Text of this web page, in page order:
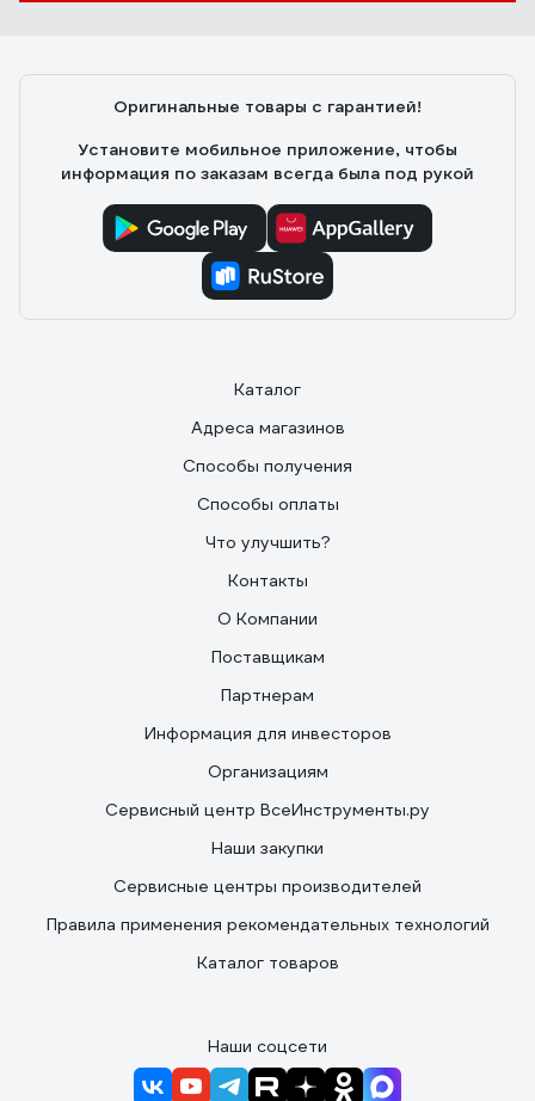
Оригинальные товары с гарантией!
Установите мобильное приложение, чтобы
информация по заказам всегда была под рукой
Каталог
Адреса магазинов
Способы получения
Способы оплаты
Что улучшить?
Контакты
О Компании
Поставщикам
Партнерам
Информация для инвесторов
Организациям
Сервисный центр ВсеИнструменты.ру
Наши закупки
Сервисные центры производителей
Правила применения рекомендательных технологий
Каталог товаров
Наши соцсети